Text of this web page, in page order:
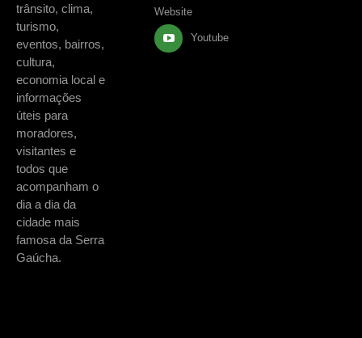
trânsito, clima,
turismo,
eventos, bairros,
cultura,
economia local e
informações
úteis para
moradores,
visitantes e
todos que
acompanham o
dia a dia da
cidade mais
famosa da Serra
Gaúcha.
Website
Youtube